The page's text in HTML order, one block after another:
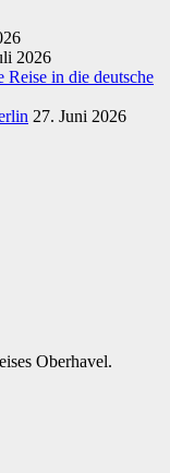
2026
in die deutsche
27. Juni 2026
Oberhavel.